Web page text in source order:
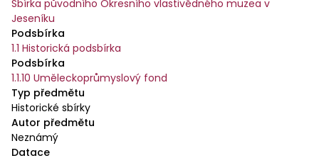
Sbírka původního Okresního vlastivědného muzea v
Jeseníku
Podsbírka
1.1 Historická podsbírka
Podsbírka
1.1.10 Uměleckoprůmyslový fond
Typ předmětu
Historické sbírky
Autor předmětu
Neznámý
Datace